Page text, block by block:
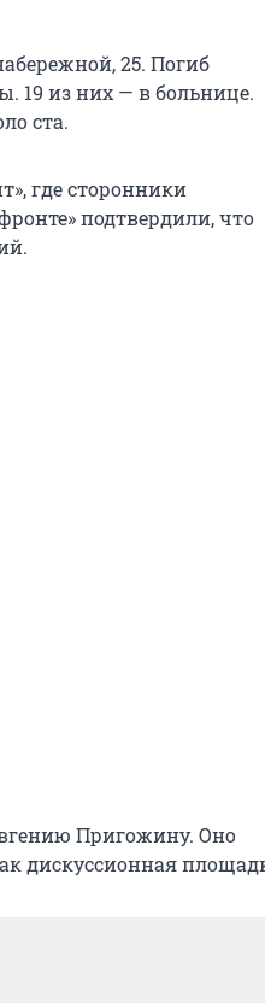
25. Погиб
19 из них — в больнице.
ста.
где сторонники
подтвердили, что
Пригожину. Оно
дискуссионная